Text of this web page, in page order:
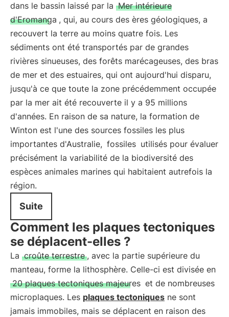
dans le bassin laissé par la Mer intérieure
d'Eromanga , qui, au cours des ères géologiques, a
recouvert la terre au moins quatre fois. Les
sédiments ont été transportés par de grandes
rivières sinueuses, des forêts marécageuses, des bras
de mer et des estuaires, qui ont aujourd'hui disparu,
jusqu'à ce que toute la zone précédemment occupée
par la mer ait été recouverte il y a 95 millions
d'années. En raison de sa nature, la formation de
Winton est l'une des sources fossiles les plus
importantes d'Australie, fossiles utilisés pour évaluer
précisément la variabilité de la biodiversité des
espèces animales marines qui habitaient autrefois la
région.
Suite
Comment les plaques tectoniques
se déplacent-elles ?
La croûte terrestre , avec la partie supérieure du
manteau, forme la lithosphère. Celle-ci est divisée en
20 plaques tectoniques majeures et de nombreuses
microplaques. Les plaques tectoniques ne sont
jamais immobiles, mais se déplacent en raison des